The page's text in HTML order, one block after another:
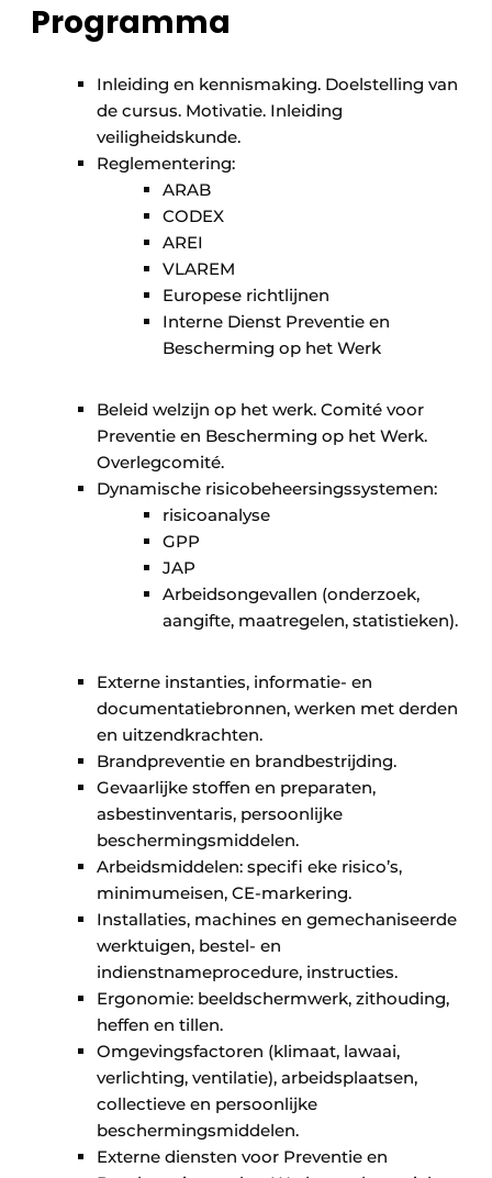
Programma
Inleiding en kennismaking. Doelstelling van
de cursus. Motivatie. Inleiding
veiligheidskunde.
Reglementering:
ARAB
CODEX
AREI
VLAREM
Europese richtlijnen
Interne Dienst Preventie en
Bescherming op het Werk
Beleid welzijn op het werk. Comité voor
Preventie en Bescherming op het Werk.
Overlegcomité.
Dynamische risicobeheersingssystemen:
risicoanalyse
GPP
JAP
Arbeidsongevallen (onderzoek,
aangifte, maatregelen, statistieken).
Externe instanties, informatie- en
documentatiebronnen, werken met derden
en uitzendkrachten.
Brandpreventie en brandbestrijding.
Gevaarlijke stoffen en preparaten,
asbestinventaris, persoonlijke
beschermingsmiddelen.
Arbeidsmiddelen: specifi eke risico’s,
minimumeisen, CE-markering.
Installaties, machines en gemechaniseerde
werktuigen, bestel- en
indienstnameprocedure, instructies.
Ergonomie: beeldschermwerk, zithouding,
heffen en tillen.
Omgevingsfactoren (klimaat, lawaai,
verlichting, ventilatie), arbeidsplaatsen,
collectieve en persoonlijke
beschermingsmiddelen.
Externe diensten voor Preventie en